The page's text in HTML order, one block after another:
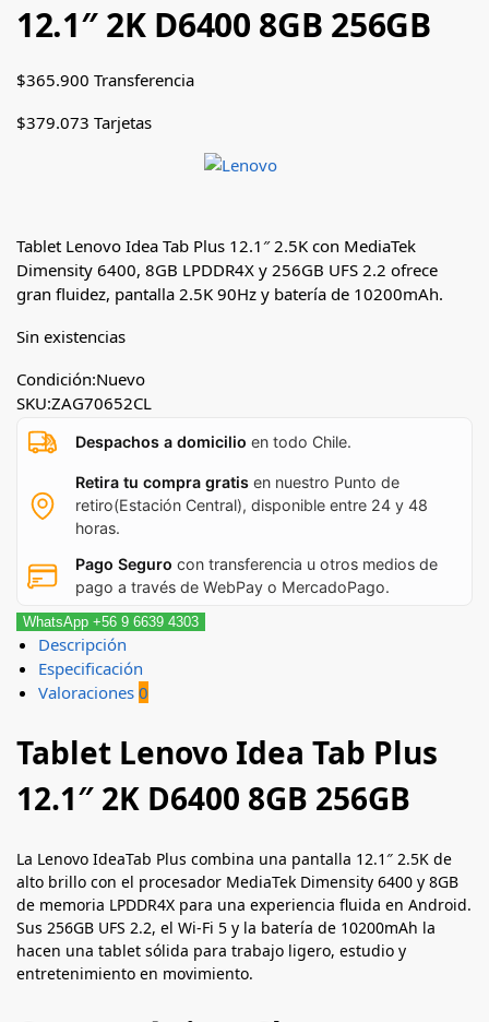
12.1″ 2K D6400 8GB 256GB
$365.900 Transferencia
$379.073 Tarjetas
Tablet Lenovo Idea Tab Plus 12.1″ 2.5K con MediaTek
Dimensity 6400, 8GB LPDDR4X y 256GB UFS 2.2 ofrece
gran fluidez, pantalla 2.5K 90Hz y batería de 10200mAh.
Sin existencias
Condición:Nuevo
SKU:ZAG70652CL
Despachos a domicilio en todo Chile.
Retira tu compra gratis en nuestro Punto de
retiro(Estación Central), disponible entre 24 y 48
horas.
Pago Seguro con transferencia u otros medios de
pago a través de WebPay o MercadoPago.
WhatsApp +56 9 6639 4303
Descripción
Especificación
Valoraciones 0
Tablet Lenovo Idea Tab Plus
12.1″ 2K D6400 8GB 256GB
La Lenovo IdeaTab Plus combina una pantalla 12.1″ 2.5K de
alto brillo con el procesador MediaTek Dimensity 6400 y 8GB
de memoria LPDDR4X para una experiencia fluida en Android.
Sus 256GB UFS 2.2, el Wi-Fi 5 y la batería de 10200mAh la
hacen una tablet sólida para trabajo ligero, estudio y
entretenimiento en movimiento.